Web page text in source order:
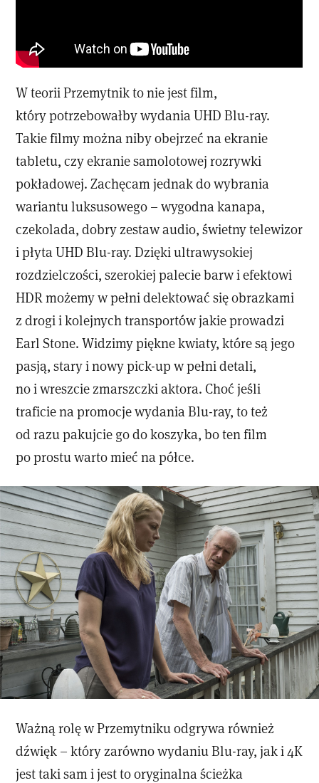
W teorii Przemytnik to nie jest film,
który potrzebowałby wydania UHD Blu-ray.
Takie filmy można niby obejrzeć na ekranie
tabletu, czy ekranie samolotowej rozrywki
pokładowej. Zachęcam jednak do wybrania
wariantu luksusowego – wygodna kanapa,
czekolada, dobry zestaw audio, świetny telewizor
i płyta UHD Blu-ray. Dzięki ultrawysokiej
rozdzielczości, szerokiej palecie barw i efektowi
HDR możemy w pełni delektować się obrazkami
z drogi i kolejnych transportów jakie prowadzi
Earl Stone. Widzimy piękne kwiaty, które są jego
pasją, stary i nowy pick-up w pełni detali,
no i wreszcie zmarszczki aktora. Choć jeśli
traficie na promocje wydania Blu-ray, to też
od razu pakujcie go do koszyka, bo ten film
po prostu warto mieć na półce.
Ważną rolę w Przemytniku odgrywa również
dźwięk – który zarówno wydaniu Blu-ray, jak i 4K
jest taki sam i jest to oryginalna ścieżka